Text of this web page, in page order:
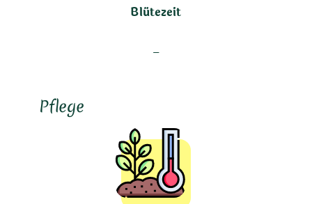
Blütezeit
–
Pflege